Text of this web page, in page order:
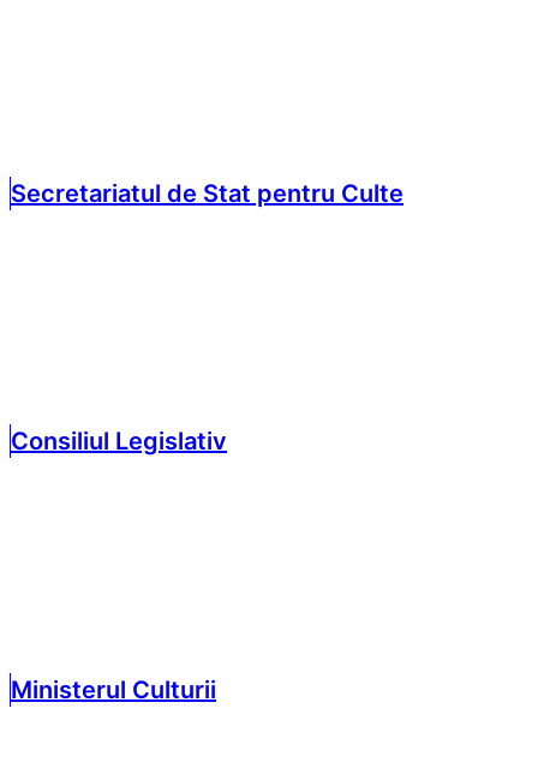
Secretariatul de Stat pentru Culte
Consiliul Legislativ
Ministerul Culturii